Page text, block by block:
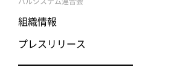
組織情報
プレスリリース